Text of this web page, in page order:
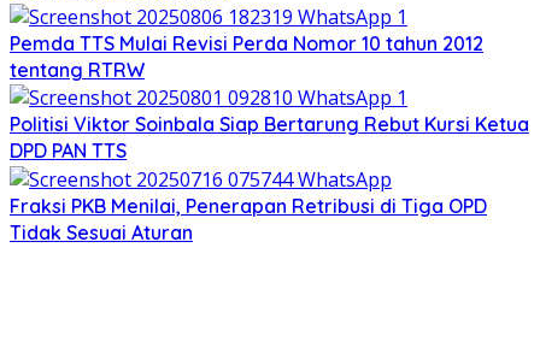
Pemda TTS Mulai Revisi Perda Nomor 10 tahun 2012
tentang RTRW
Politisi Viktor Soinbala Siap Bertarung Rebut Kursi Ketua
DPD PAN TTS
Fraksi PKB Menilai, Penerapan Retribusi di Tiga OPD
Tidak Sesuai Aturan